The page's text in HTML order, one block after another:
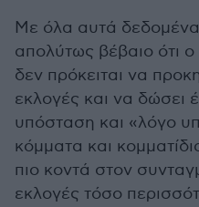
Με όλα αυτά δεδομένα
απολύτως βέβαιο ότι
δεν πρόκειται να
εκλογές και να δώσει
υπόσταση και «λόγο
κόμματα και
πιο κοντά στον
εκλογές τόσο